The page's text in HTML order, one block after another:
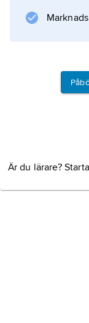
atmosfäriska
Är du lärare?